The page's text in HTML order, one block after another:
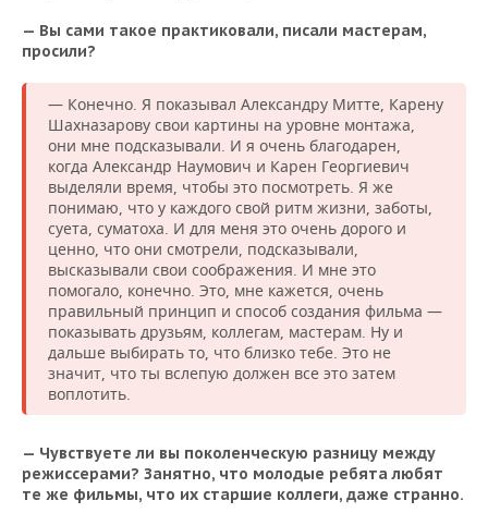
— Вы сами такое практиковали, писали мастерам,
просили?
— Конечно. Я показывал Александру Митте, Карену
Шахназарову свои картины на уровне монтажа,
они мне подсказывали. И я очень благодарен,
когда Александр Наумович и Карен Георгиевич
выделяли время, чтобы это посмотреть. Я же
понимаю, что у каждого свой ритм жизни, заботы,
суета, суматоха. И для меня это очень дорого и
ценно, что они смотрели, подсказывали,
высказывали свои соображения. И мне это
помогало, конечно. Это, мне кажется, очень
правильный принцип и способ создания фильма —
показывать друзьям, коллегам, мастерам. Ну и
дальше выбирать то, что близко тебе. Это не
значит, что ты вслепую должен все это затем
воплотить.
— Чувствуете ли вы поколенческую разницу между
режиссерами? Занятно, что молодые ребята любят
те же фильмы, что их старшие коллеги, даже странно.